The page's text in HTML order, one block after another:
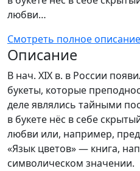
любви…
Смотреть полное описание
Описание
В нач. XIX в. в России
букеты, которые
деле являлись тайными
в букете нёс в себе
любви или, например,
«Язык цветов» — книга,
символическом значении.